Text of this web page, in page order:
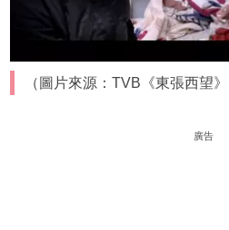
（圖片來源：TVB《東張西望》
廣告